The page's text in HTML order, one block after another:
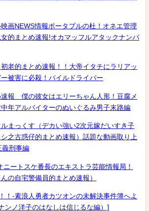
画NEWS情報ポータブルの杜！オネエ管理
的まとめ速報!オカマッフルアタックナンバ
老的まとめ速報！！大帝イタチにラリアッ
ー被害に必殺！パイルドライバー
速報 僕の彼女はエリーちゃん人形！豆腐メ
年アルバイターのぬいぐるみ男子末路編
まっくす（デカい強い2次元嫁だいすき子
之古惑仔的まとめ速報）話題な動画取り上
義刑事編
ニートスケ番長のエキストラ芸能情報局！
の自宅警備員的まとめ速報）
！-素浪人勇者カツオンの未解決事件簿へよ
ンノ洋子のはなしは信じるな編）]